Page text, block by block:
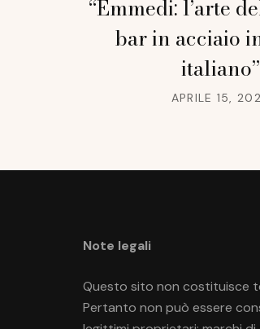
“Emmedi: l’arte
bar in acciaio
italiano”
APRILE 15,
Note legali
Questo sito non costituisce
Pertanto non può essere